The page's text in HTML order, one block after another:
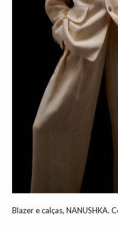
Blazer e calças, NANUSHKA.